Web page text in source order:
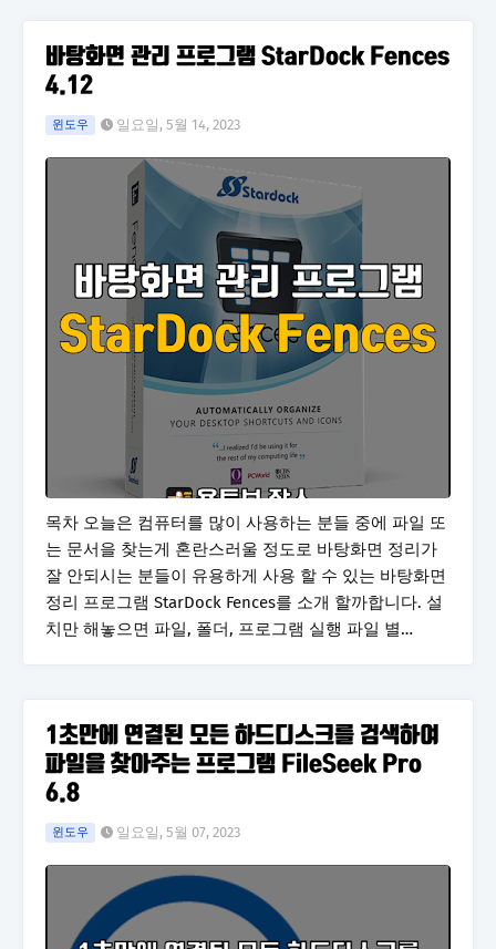
바탕화면 관리 프로그램 StarDock Fences
4.12
윈도우 일요일, 5월 14, 2023
목차 오늘은 컴퓨터를 많이 사용하는 분들 중에 파일 또
는 문서을 찾는게 혼란스러울 정도로 바탕화면 정리가
잘 안되시는 분들이 유용하게 사용 할 수 있는 바탕화면
정리 프로그램 StarDock Fences를 소개 할까합니다. 설
치만 해놓으면 파일, 폴더, 프로그램 실행 파일 별…
1초만에 연결된 모든 하드디스크를 검색하여
파일을 찾아주는 프로그램 FileSeek Pro
6.8
윈도우 일요일, 5월 07, 2023